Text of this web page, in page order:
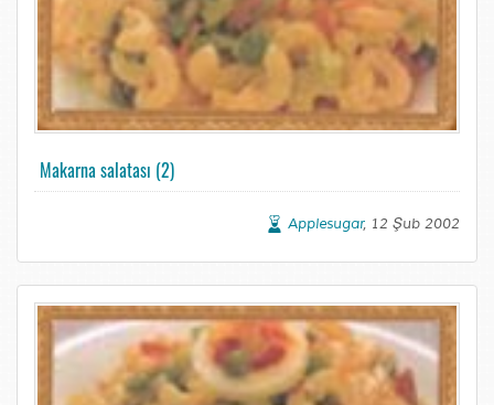
Makarna salatası (2)
Applesugar, 12 Şub 2002